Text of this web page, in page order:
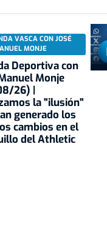
VASCA CON JOSÉ
MONJE
Deportiva con
Monje
26) |
la "ilusión"
generado los
cambios en el
del Athletic